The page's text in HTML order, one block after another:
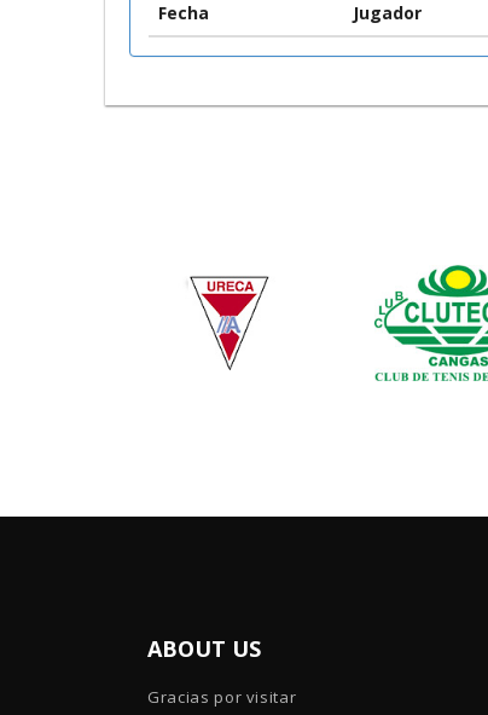
Fecha Jugador
ABOUT US
Gracias por visitar